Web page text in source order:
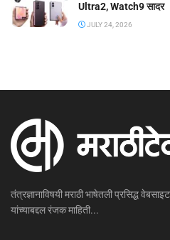
Ultra2, Watch9 सादर
JULY 24, 2026
तंत्रज्ञानाविषयी मराठी भाषेतली प्रसिद्ध
यांच्याबद्दल रंजक माहिती...